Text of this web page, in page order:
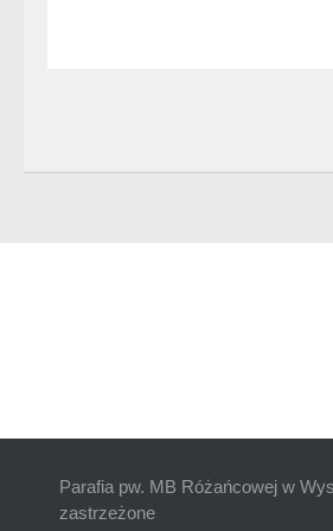
Parafia pw. MB Różańcowej w
zastrzeżone